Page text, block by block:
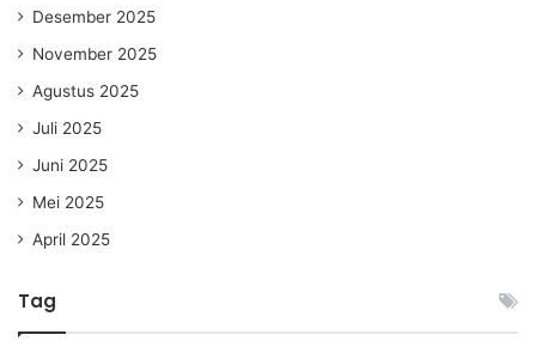
Desember 2025
November 2025
Agustus 2025
Juli 2025
Juni 2025
Mei 2025
April 2025
Tag